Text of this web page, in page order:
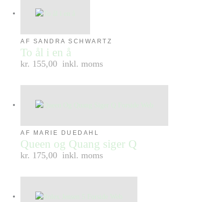
AF SANDRA SCHWARTZ
To ål i en å
kr. 155,00 inkl. moms
AF MARIE DUEDAHL
Queen og Quang siger Q
kr. 175,00 inkl. moms